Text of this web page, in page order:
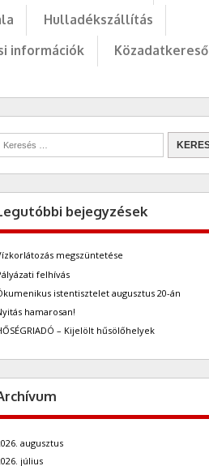
Hulladékszállítás
információk
Közadatkereső
bejegyzések
megszüntetése
felhívás
istentisztelet augusztus 20-án
hamarosan!
– Kijelölt hűsölőhelyek
augusztus
július